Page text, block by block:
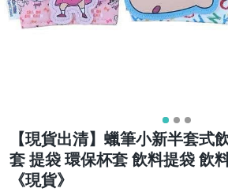
【現貨出清】蠟筆小新半套式
套 提袋 環保杯套 飲料提袋 飲
《現貨》